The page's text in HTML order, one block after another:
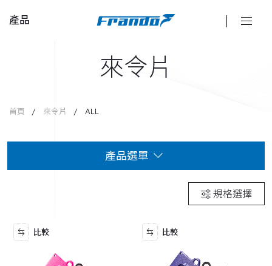
產品
油管
來令片
首頁 來令片 ALL
產品選單
規格選擇
比較 比較